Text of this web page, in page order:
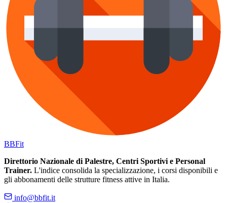
BBFit
Direttorio Nazionale di Palestre, Centri Sportivi e Personal
Trainer. L'indice consolida la specializzazione, i corsi disponibili e
gli abbonamenti delle strutture fitness attive in Italia.
info@bbfit.it